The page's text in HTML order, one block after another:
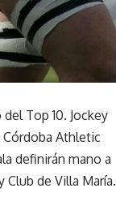
Top 10. Jockey
Córdoba Athletic
definirán mano a
de Villa María.